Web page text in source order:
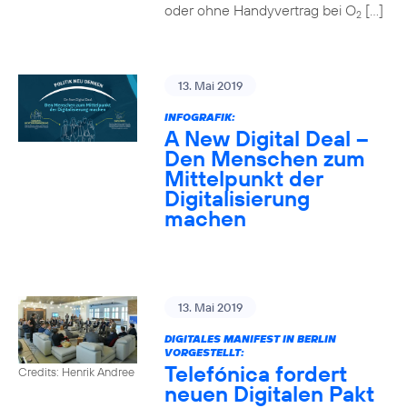
oder ohne Handyvertrag bei O2[…]
13. Mai 2019
INFOGRAFIK:
A New Digital Deal –
Den Menschen zum
Mittelpunkt der
Digitalisierung
machen
Credits: Henrik Andree
13. Mai 2019
DIGITALES MANIFEST IN BERLIN
VORGESTELLT:
Telefónica fordert
neuen Digitalen Pakt